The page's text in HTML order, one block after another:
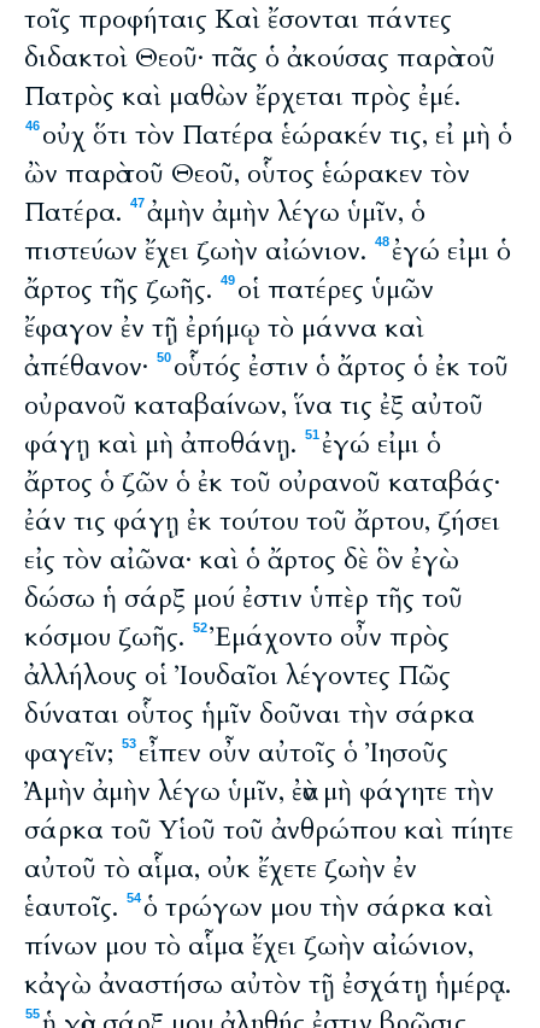
τοῖς προφήταις Καὶ ἔσονται πάντες
διδακτοὶ Θεοῦ· πᾶς ὁ ἀκούσας παρὰ τοῦ
Πατρὸς καὶ μαθὼν ἔρχεται πρὸς ἐμέ.
46 οὐχ ὅτι τὸν Πατέρα ἑώρακέν τις, εἰ μὴ ὁ
ὢν παρὰ τοῦ Θεοῦ, οὗτος ἑώρακεν τὸν
Πατέρα.
47ἀμὴν ἀμὴν λέγω ὑμῖν, ὁ
πιστεύων ἔχει ζωὴν αἰώνιον.
48 ἐγώ εἰμι ὁ
ἄρτος τῆς ζωῆς.
49 οἱ πατέρες ὑμῶν
ἔφαγον ἐν τῇ ἐρήμῳ τὸ μάννα καὶ
ἀπέθανον·
50 οὗτός ἐστιν ὁ ἄρτος ὁ ἐκ τοῦ
οὐρανοῦ καταβαίνων, ἵνα τις ἐξ αὐτοῦ
φάγῃ καὶ μὴ ἀποθάνῃ.
51 ἐγώ εἰμι ὁ
ἄρτος ὁ ζῶν ὁ ἐκ τοῦ οὐρανοῦ καταβάς·
ἐάν τις φάγῃ ἐκ τούτου τοῦ ἄρτου, ζήσει
εἰς τὸν αἰῶνα· καὶ ὁ ἄρτος δὲ ὃν ἐγὼ
δώσω ἡ σάρξ μού ἐστιν ὑπὲρ τῆς τοῦ
κόσμου ζωῆς.
52Ἐμάχοντο οὖν πρὸς
ἀλλήλους οἱ Ἰουδαῖοι λέγοντες Πῶς
δύναται οὗτος ἡμῖν δοῦναι τὴν σάρκα
φαγεῖν;
53 εἶπεν οὖν αὐτοῖς ὁ Ἰησοῦς
Ἀμὴν ἀμὴν λέγω ὑμῖν, ἐὰν μὴ φάγητε τὴν
σάρκα τοῦ Υἱοῦ τοῦ ἀνθρώπου καὶ πίητε
αὐτοῦ τὸ αἷμα, οὐκ ἔχετε ζωὴν ἐν
ἑαυτοῖς.
54ὁ τρώγων μου τὴν σάρκα καὶ
πίνων μου τὸ αἷμα ἔχει ζωὴν αἰώνιον,
κἀγὼ ἀναστήσω αὐτὸν τῇ ἐσχάτῃ ἡμέρᾳ.
55